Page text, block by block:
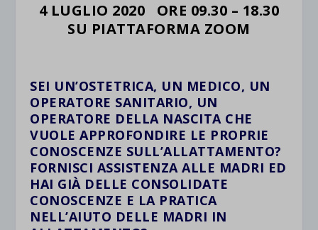
4 LUGLIO 2020 ORE 09.30 – 18.30
SU PIATTAFORMA ZOOM
SEI UN’OSTETRICA, UN MEDICO, UN
OPERATORE SANITARIO, UN
OPERATORE DELLA NASCITA CHE
VUOLE APPROFONDIRE LE PROPRIE
CONOSCENZE SULL’ALLATTAMENTO?
FORNISCI ASSISTENZA ALLE MADRI ED
HAI GIÀ DELLE CONSOLIDATE
CONOSCENZE E LA PRATICA
NELL’AIUTO DELLE MADRI IN